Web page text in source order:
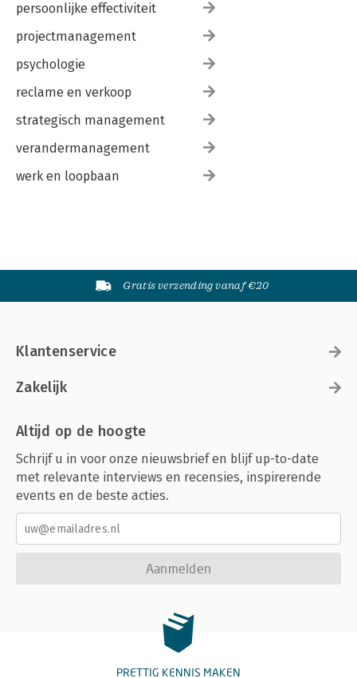
persoonlijke effectiviteit
projectmanagement
psychologie
reclame en verkoop
strategisch management
verandermanagement
werk en loopbaan
Gratis verzending vanaf €20
Klantenservice
Zakelijk
Altijd op de hoogte
Schrijf u in voor onze nieuwsbrief en blijf up-to-date
met relevante interviews en recensies, inspirerende
events en de beste acties.
Aanmelden
PRETTIG KENNIS MAKEN